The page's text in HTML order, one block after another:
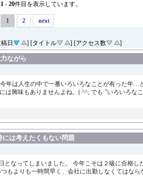
1- 20件目を表示しています。
1 2
next
日
] [タイトル ] [アクセス数 ]
ながら
年は人生の中で一番いろいろなことが有った年
興味もありませんよね。( ^^; でも "いろいろな
は考えたくもない問題
となってしまいました。 今年こそは２級に合格
りも一時間早く、会社に出勤しなくてはなら